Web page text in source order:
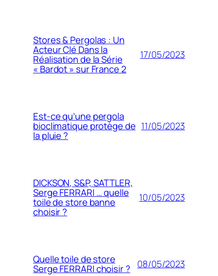
Stores & Pergolas : Un
Acteur Clé Dans la
Réalisation de la Série
« Bardot » sur France 2
17/05/2023
Est-ce qu’une pergola
bioclimatique protège de
la pluie ?
11/05/2023
DICKSON, S&P, SATTLER,
Serge FERRARI … quelle
toile de store banne
choisir ?
10/05/2023
Quelle toile de store
Serge FERRARI choisir ? 08/05/2023